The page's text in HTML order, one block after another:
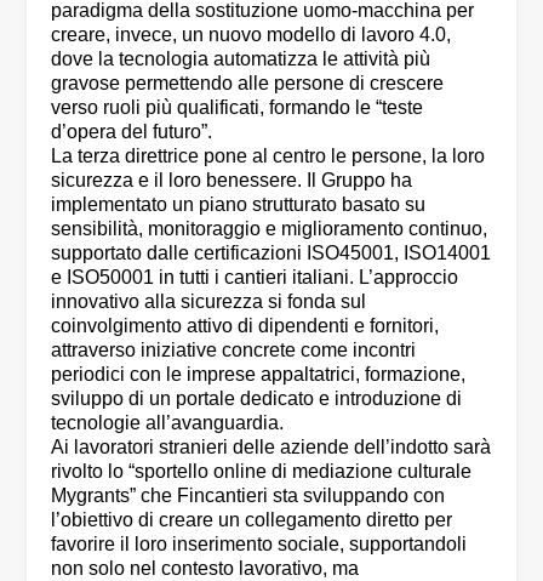
paradigma della sostituzione uomo-macchina per
creare, invece, un nuovo modello di lavoro 4.0,
dove la tecnologia automatizza le attività più
gravose permettendo alle persone di crescere
verso ruoli più qualificati, formando le “teste
d’opera del futuro”.
La terza direttrice pone al centro le persone, la loro
sicurezza e il loro benessere. Il Gruppo ha
implementato un piano strutturato basato su
sensibilità, monitoraggio e miglioramento continuo,
supportato dalle certificazioni ISO45001, ISO14001
e ISO50001 in tutti i cantieri italiani. L’approccio
innovativo alla sicurezza si fonda sul
coinvolgimento attivo di dipendenti e fornitori,
attraverso iniziative concrete come incontri
periodici con le imprese appaltatrici, formazione,
sviluppo di un portale dedicato e introduzione di
tecnologie all’avanguardia.
Ai lavoratori stranieri delle aziende dell’indotto sarà
rivolto lo “sportello online di mediazione culturale
Mygrants” che Fincantieri sta sviluppando con
l’obiettivo di creare un collegamento diretto per
favorire il loro inserimento sociale, supportandoli
non solo nel contesto lavorativo, ma